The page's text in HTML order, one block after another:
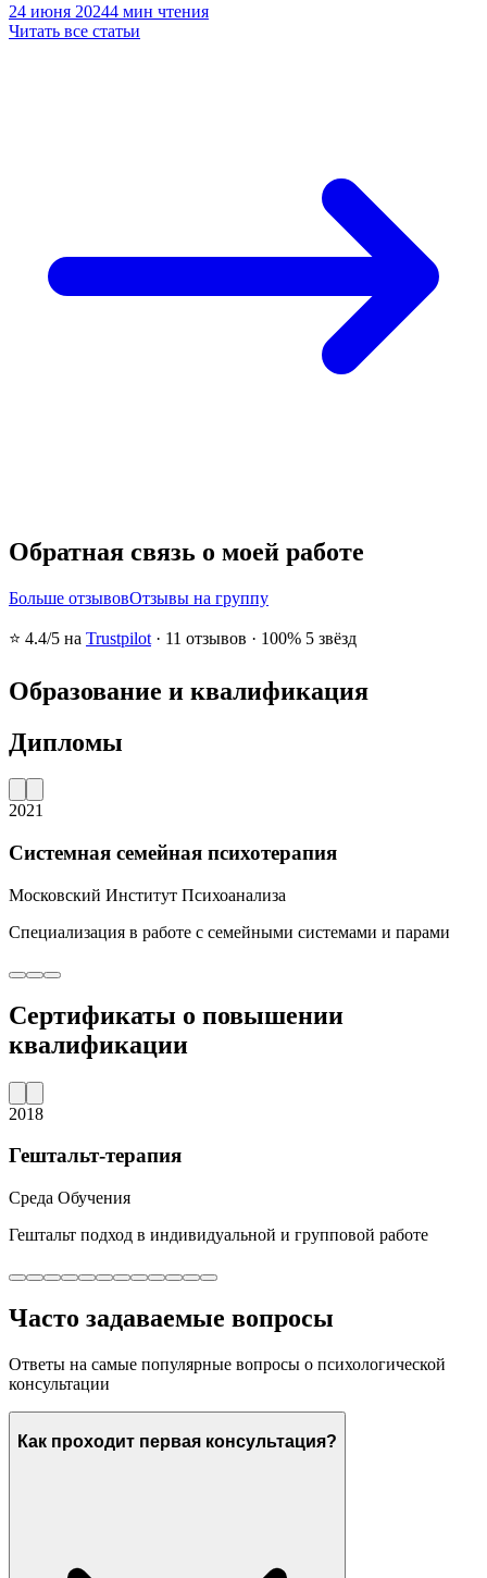
24 июня 20244 мин чтения
Читать все статьи
Обратная связь о моей работе
Больше отзывовОтзывы на группу
⭐ 4.4/5 на Trustpilot · 11 отзывов · 100% 5 звёзд
Образование и квалификация
Дипломы
2021
Системная семейная психотерапия
Московский Институт Психоанализа
Специализация в работе с семейными системами и парами
Сертификаты о повышении
квалификации
2018
Гештальт-терапия
Среда Обучения
Гештальт подход в индивидуальной и групповой работе
Часто задаваемые вопросы
Ответы на самые популярные вопросы о психологической
консультации
Как проходит первая консультация?